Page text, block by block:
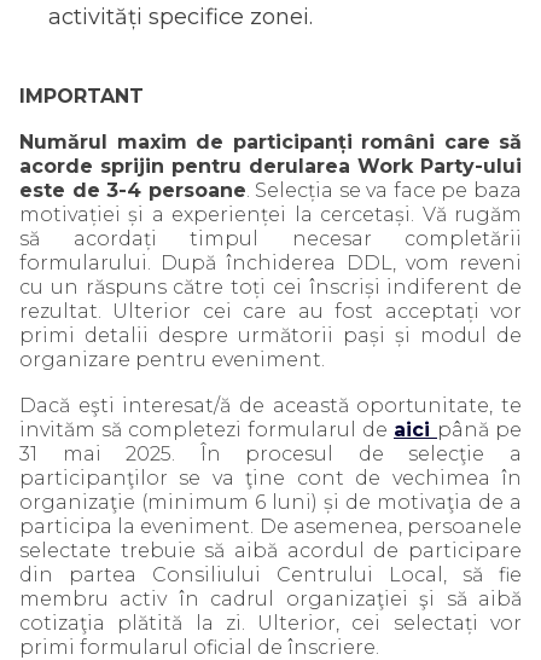
activități specifice zonei.
IMPORTANT
Numărul maxim de participanți români care să
acorde sprijin pentru derularea Work Party-ului
este de 3-4 persoane . Selecția se va face pe baza
motivației și a experienței la cercetași. Vă rugăm
să acordați timpul necesar completării
formularului. După închiderea DDL, vom reveni
cu un răspuns către toți cei înscriși indiferent de
rezultat. Ulterior cei care au fost acceptați vor
primi detalii despre următorii pași și modul de
organizare pentru eveniment.
Dacă eşti interesat/ă de această oportunitate, te
invităm să completezi formularul de aici până pe
31 mai 2025. În procesul de selecţie a
participanţilor se va ţine cont de vechimea în
organizaţie (minimum 6 luni) și de motivaţia de a
participa la eveniment. De asemenea, persoanele
selectate trebuie să aibă acordul de participare
din partea Consiliului Centrului Local, să fie
membru activ în cadrul organizaţiei şi să aibă
cotizaţia plătită la zi. Ulterior, cei selectați vor
primi formularul oficial de înscriere.